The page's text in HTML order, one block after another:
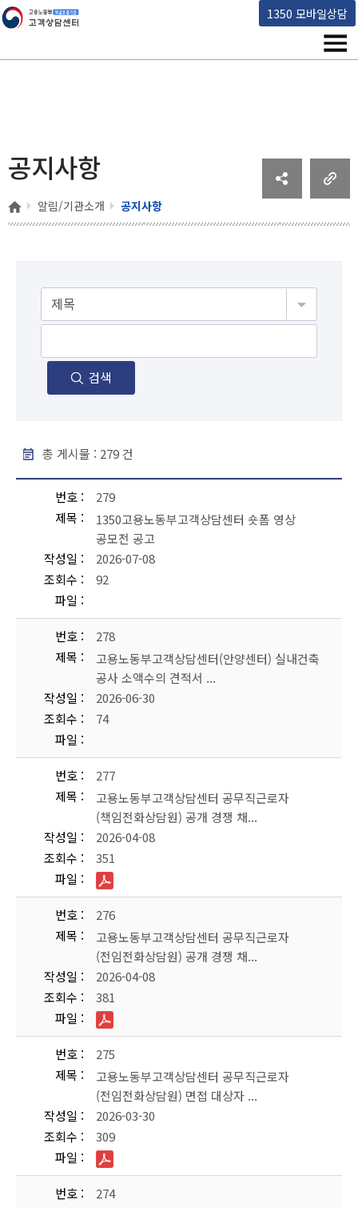
1350 모바일상담
고용노동부 책임운영기관 고객상담센터
메
공지사항
홈 알림/기관소개 공지사항
검색
총 게시물 : 279건
번호
279
제목
1350고용노동부고객상담센터 숏폼 영상
공모전 공고
작성일
2026-07-08
조회수
92
파일
번호
278
제목
고용노동부고객상담센터(안양센터) 실내건축
공사 소액수의 견적서 ...
작성일
2026-06-30
조회수
74
파일
번호
277
제목
고용노동부고객상담센터 공무직근로자
(책임전화상담원) 공개 경쟁 채...
작성일
2026-04-08
조회수
351
파일
번호
276
제목
고용노동부고객상담센터 공무직근로자
(전임전화상담원) 공개 경쟁 채...
작성일
2026-04-08
조회수
381
파일
번호
275
제목
고용노동부고객상담센터 공무직근로자
(전임전화상담원) 면접 대상자 ...
작성일
2026-03-30
조회수
309
파일
번호
274